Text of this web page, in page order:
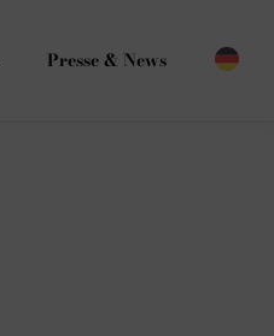
Presse & News